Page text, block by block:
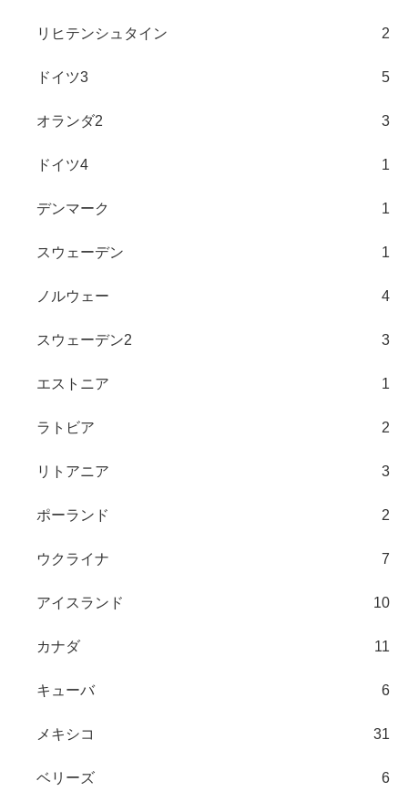
リヒテンシュタイン 2
ドイツ3 5
オランダ2 3
ドイツ4 1
デンマーク 1
スウェーデン 1
ノルウェー 4
スウェーデン2 3
エストニア 1
ラトビア 2
リトアニア 3
ポーランド 2
ウクライナ 7
アイスランド 10
カナダ 11
キューバ 6
メキシコ 31
ベリーズ 6